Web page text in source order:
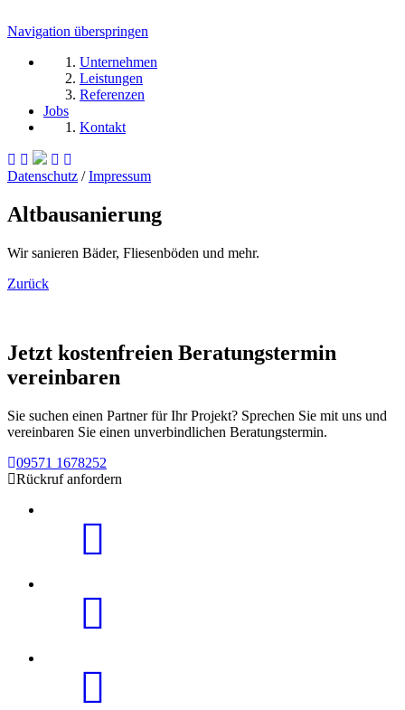
Navigation überspringen
Unternehmen
Leistungen
Referenzen
Jobs
Kontakt
Datenschutz /Impressum
Altbausanierung
Wir sanieren Bäder, Fliesenböden und mehr.
Zurück
Jetzt kostenfreien Beratungstermin
vereinbaren
Sie suchen einen Partner für Ihr Projekt? Sprechen Sie mit uns und
vereinbaren Sie einen unverbindlichen Beratungstermin.
09571 1678252
Rückruf anfordern